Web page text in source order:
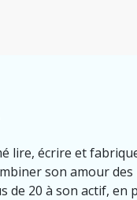
lire, écrire et
son amour des
de 20 à son actif, en